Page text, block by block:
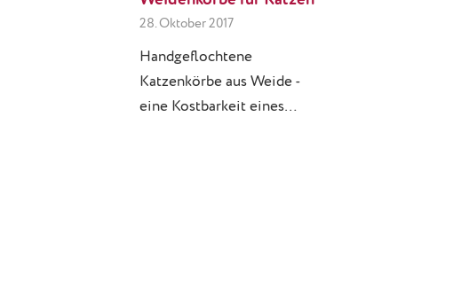
28. Oktober 2017
Handgeflochtene
Katzenkörbe aus Weide -
eine Kostbarkeit eines…